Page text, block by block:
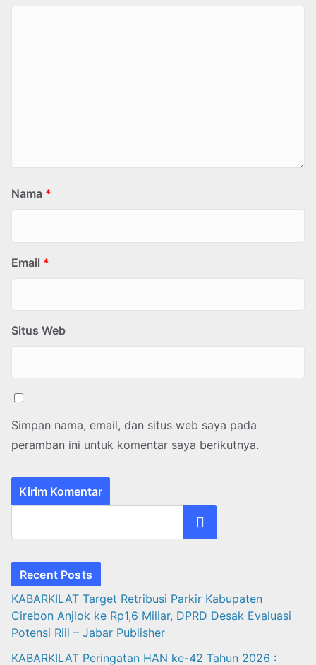
Nama *
Email *
Situs Web
Simpan nama, email, dan situs web saya pada
peramban ini untuk komentar saya berikutnya.
Cari
Recent Posts
KABARKILAT Target Retribusi Parkir Kabupaten
Cirebon Anjlok ke Rp1,6 Miliar, DPRD Desak Evaluasi
Potensi Riil – Jabar Publisher
KABARKILAT Peringatan HAN ke-42 Tahun 2026 :